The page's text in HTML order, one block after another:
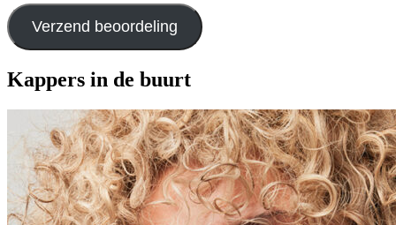
Verzend beoordeling
Kappers in de buurt